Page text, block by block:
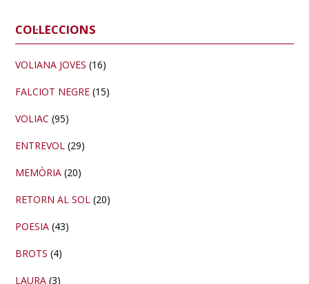
Barra
lateral
primària
COL·LECCIONS
VOLIANA JOVES (16)
FALCIOT NEGRE (15)
VOLIAC (95)
ENTREVOL (29)
MEMÒRIA (20)
RETORN AL SOL (20)
POESIA (43)
BROTS (4)
LAURA (3)